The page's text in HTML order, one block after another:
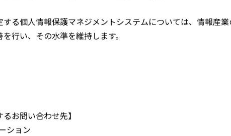
る個人情報保護マネジメントシステムについては、情報産
行い、その水準を維持します。
お問い合わせ先】
ション